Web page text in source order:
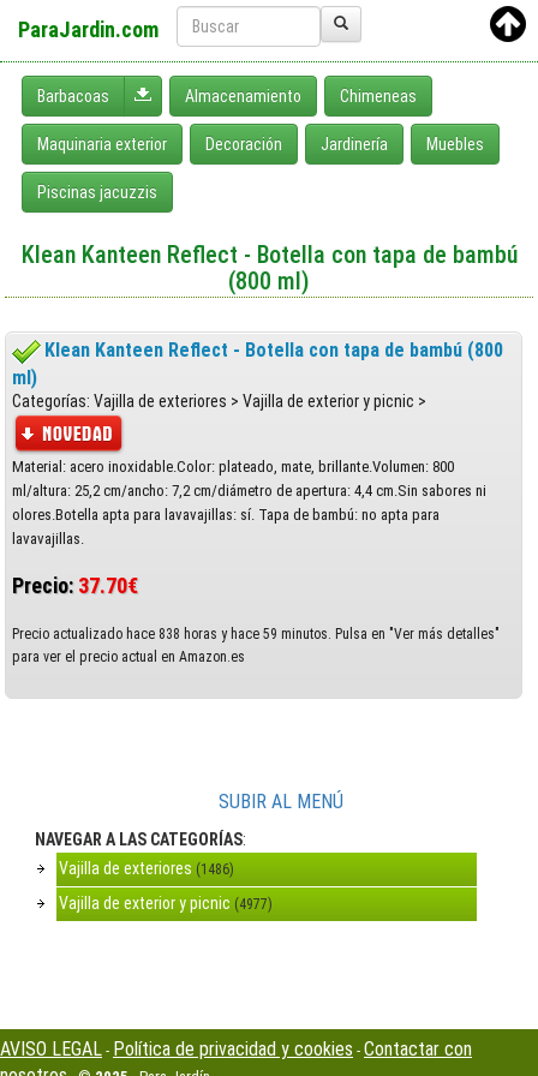
ParaJardin.com
Barbacoas Desplegar menú
Almacenamiento Chimeneas
Maquinaria exterior Decoración Jardinería Muebles
Piscinas jacuzzis
Klean Kanteen Reflect - Botella con tapa de bambú
(800 ml)
Klean Kanteen Reflect - Botella con tapa de bambú (800
ml)
Categorías: Vajilla de exteriores > Vajilla de exterior y picnic >
Material: acero inoxidable.Color: plateado, mate, brillante.Volumen: 800
ml/altura: 25,2 cm/ancho: 7,2 cm/diámetro de apertura: 4,4 cm.Sin sabores ni
olores.Botella apta para lavavajillas: sí. Tapa de bambú: no apta para
lavavajillas.
Precio: 37.70€
Precio actualizado hace 838 horas y hace 59 minutos. Pulsa en "Ver más detalles"
para ver el precio actual en Amazon.es
SUBIR AL MENÚ
NAVEGAR A LAS CATEGORÍAS:
Vajilla de exteriores (1486)
Vajilla de exterior y picnic (4977)
AVISO LEGAL - Política de privacidad y cookies - Contactar con